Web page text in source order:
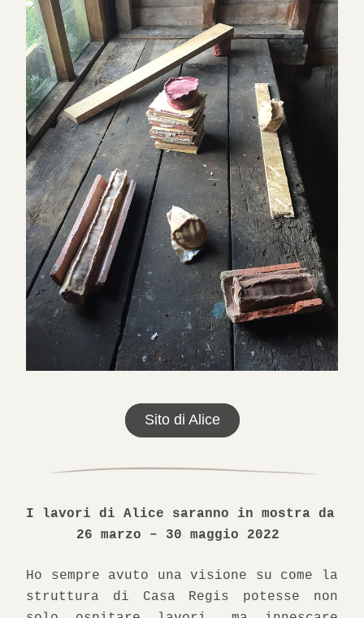
Sito di Alice
26 marzo – 30 maggio 2022
Ho sempre avuto una visione su come la
struttura di Casa Regis potesse non